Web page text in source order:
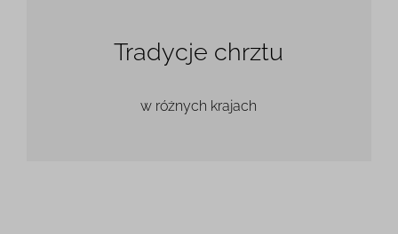
Tradycje chrztu
w różnych krajach